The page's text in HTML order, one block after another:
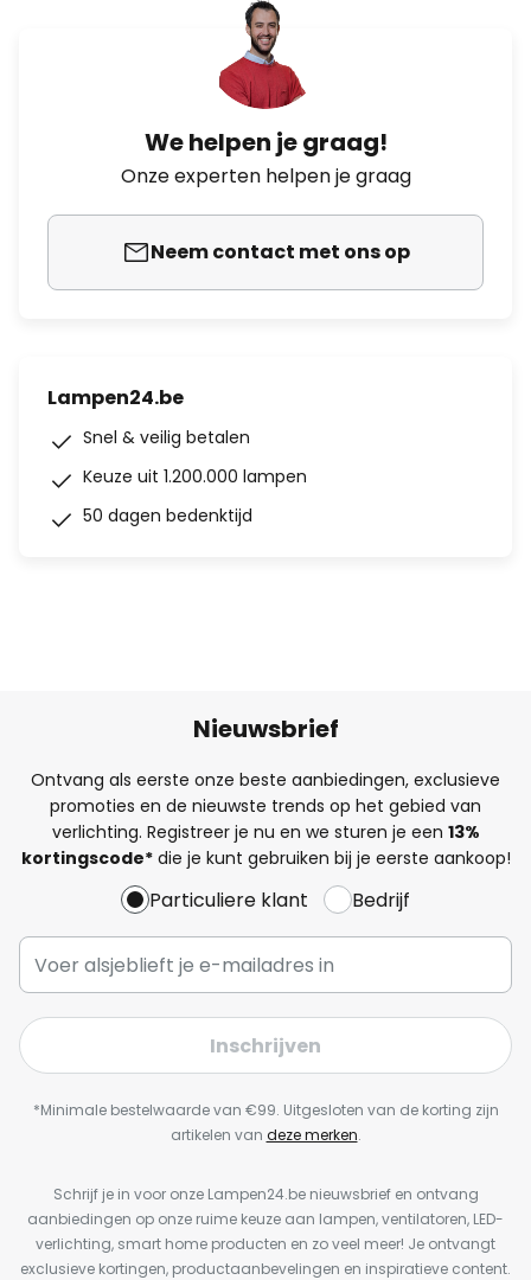
We helpen je graag!
Onze experten helpen je graag
Neem contact met ons op
Lampen24.be
Snel & veilig betalen
Keuze uit 1.200.000 lampen
50 dagen bedenktijd
Nieuwsbrief
Ontvang als eerste onze beste aanbiedingen, exclusieve
promoties en de nieuwste trends op het gebied van
verlichting. Registreer je nu en we sturen je een 13%
kortingscode*die je kunt gebruiken bij je eerste aankoop!
Particuliere klant Bedrijf
Inschrijven
*Minimale bestelwaarde van €99. Uitgesloten van de korting zijn
artikelen van deze merken.
Schrijf je in voor onze Lampen24.be nieuwsbrief en ontvang
aanbiedingen op onze ruime keuze aan lampen, ventilatoren, LED-
verlichting, smart home producten en zo veel meer! Je ontvangt
exclusieve kortingen, productaanbevelingen en inspiratieve content.